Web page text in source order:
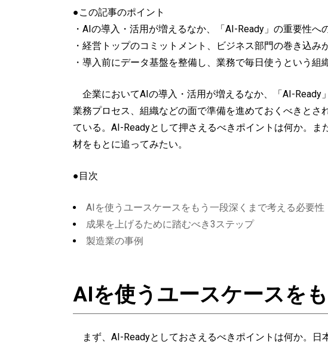
●この記事のポイント
・AIの導入・活用が増えるなか、「AI-Ready」の重要性へ
・経営トップのコミットメント、ビジネス部門の巻き込み
・導入前にデータ基盤を整備し、業務で毎日使うという組
企業においてAIの導入・活用が増えるなか、「AI-Ready
業務プロセス、組織などの面で準備を進めておくべきと
ている。AI-Readyとして押さえるべきポイントは何か。
材をもとに追ってみたい。
●目次
AIを使うユースケースをもう一段深くまで考える必要性
成果を上げるために踏むべき3ステップ
製造業の事例
AIを使うユースケースを
まず、AI-Readyとしておさえるべきポイントは何か。日